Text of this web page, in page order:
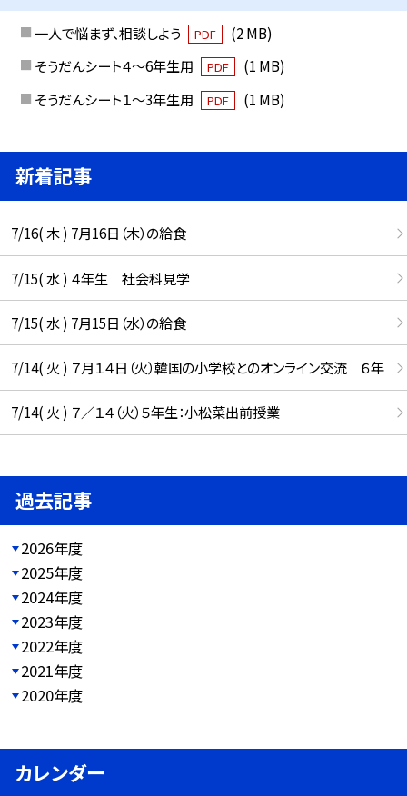
一人で悩まず、相談しよう PDF
(2 MB)
そうだんシート４～6年生用
PDF
(1 MB)
そうだんシート１～3年生用
PDF (1 MB)
新着記事
7/16( 木 ) 7月16日（木）の給食
7/15( 水 ) ４年生 社会科見学
7/15( 水 ) 7月15日（水）の給食
7/14( 火 ) ７月１４日（火）韓国の小学校とのオンライン交流 ６年
7/14( 火 ) ７／１４（火）５年生：小松菜出前授業
過去記事
2026年度
2025年度
2024年度
2023年度
2022年度
2021年度
2020年度
カレンダー